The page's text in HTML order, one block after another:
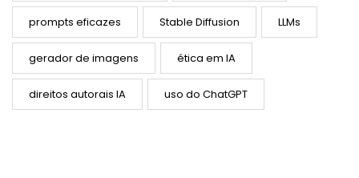
prompts eficazes Stable Diffusion LLMs
gerador de imagens ética em IA
direitos autorais IA uso do ChatGPT